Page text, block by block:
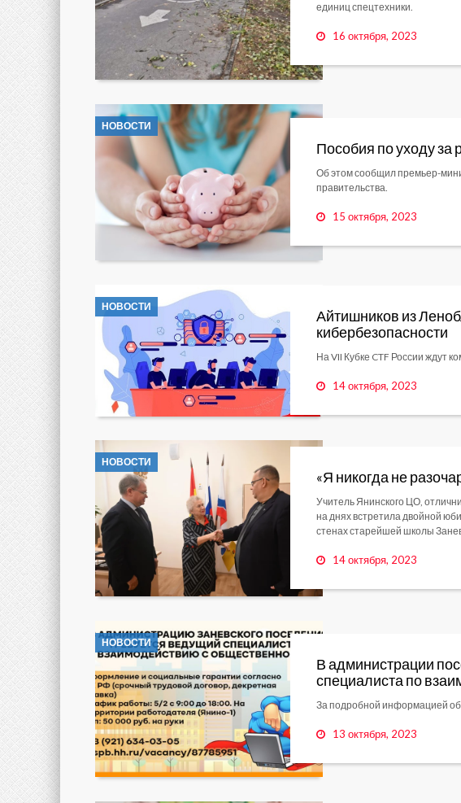
единиц спецтехники.
16 октября, 2023
НОВОСТИ
Пособия по уходу за
Об этом сообщил премьер-
правительства.
15 октября, 2023
НОВОСТИ
Айтишников из
кибербезопасности
На VII Кубке CTF России ждут
14 октября, 2023
НОВОСТИ
«Я никогда не
Учитель Янинского ЦО,
на днях встретила двойной
стенах старейшей школы
14 октября, 2023
НОВОСТИ
В администрации
специалиста по
За подробной информацией
13 октября, 2023